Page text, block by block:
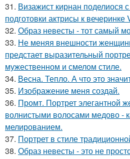
31. Визажист кирнан поделиося
подготовки актрисы к вечеринке
32. Образ невесты - тот самый
33. Не меняя внешности
предстает выразительный
мужественном и смелом стиле.
34. Весна. Тепло. А что это
35. Изображение меня создай.
36. Промт. Портрет элегантной
волнистыми волосами медово -
мелированием.
37. Портрет в стиле
38. Образ невесты - это не